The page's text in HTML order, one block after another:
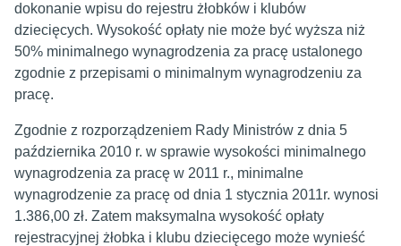
dokonanie wpisu do rejestru żłobków i klubów
dziecięcych. Wysokość opłaty nie może być wyższa niż
50% minimalnego wynagrodzenia za pracę ustalonego
zgodnie z przepisami o minimalnym wynagrodzeniu za
pracę.
Zgodnie z rozporządzeniem Rady Ministrów z dnia 5
października 2010 r. w sprawie wysokości minimalnego
wynagrodzenia za pracę w 2011 r., minimalne
wynagrodzenie za pracę od dnia 1 stycznia 2011r. wynosi
1.386,00 zł. Zatem maksymalna wysokość opłaty
rejestracyjnej żłobka i klubu dziecięcego może wynieść